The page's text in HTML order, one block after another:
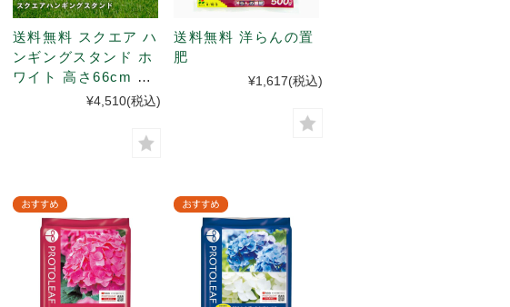
送料無料 スクエア ハ
ンギングスタンド ホ
ワイト 高さ66cm 折
りたたみ式¥4,510(税込)
送料無料 洋らんの置
肥
¥1,617(税込)